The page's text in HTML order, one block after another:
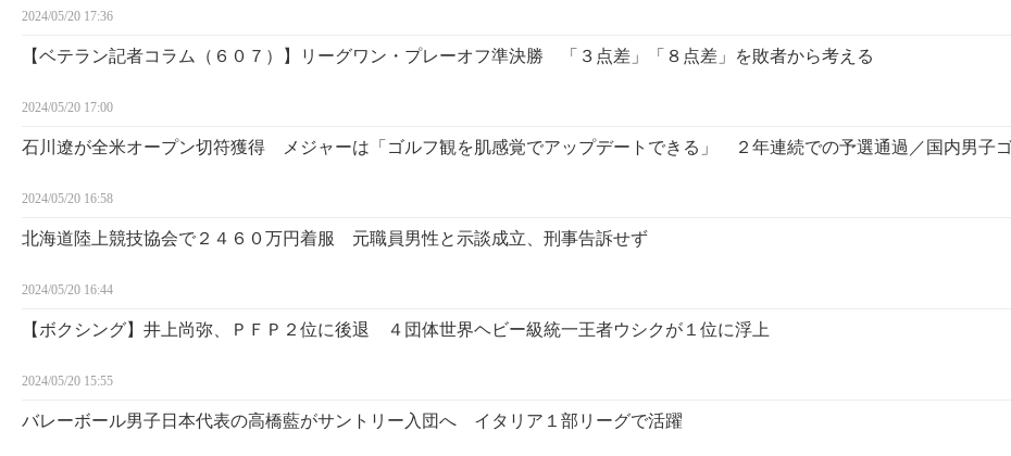
2024/05/20 17:36
【ベテラン記者コラム（６０７）】リーグワン・プレーオフ準決勝 「３点差」「８点差」を敗者から考える
2024/05/20 17:00
石川遼が全米オープン切符獲得 メジャーは「ゴルフ観を肌感覚でアップデートできる」 ２年連続での予選通過／国内男子
2024/05/20 16:58
北海道陸上競技協会で２４６０万円着服 元職員男性と示談成立、刑事告訴せず
2024/05/20 16:44
【ボクシング】井上尚弥、ＰＦＰ２位に後退 ４団体世界ヘビー級統一王者ウシクが１位に浮上
2024/05/20 15:55
バレーボール男子日本代表の高橋藍がサントリー入団へ イタリア１部リーグで活躍